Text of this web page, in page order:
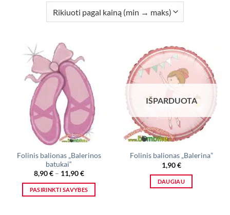
Folinis balionas „Balerinos
batukai“
8,90€ – 11,90€Price
8,90 €
through
PASIRINKTI SAVYBES
IŠPARDUOTA
Folinis balionas „Balerina”
1,90€
DAUGIAU